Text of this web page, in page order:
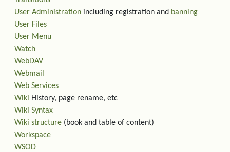
User Administration including registration and banning
User Files
User Menu
Watch
WebDAV
Webmail
Web Services
Wiki History, page rename, etc
Wiki Syntax
Wiki structure (book and table of content)
Workspace
WSOD